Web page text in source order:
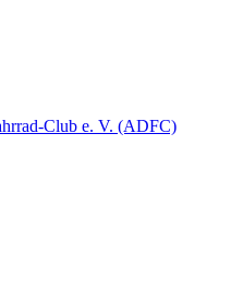
Club e. V. (ADFC)